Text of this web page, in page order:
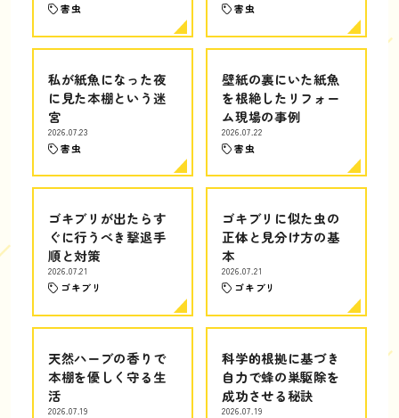
害虫 害虫
私が紙魚になった夜
に見た本棚という迷
宮
2026.07.23
害虫
壁紙の裏にいた紙魚
を根絶したリフォー
ム現場の事例
2026.07.22
害虫
ゴキブリが出たらす
ぐに行うべき撃退手
順と対策
2026.07.21
ゴキブリ
ゴキブリに似た虫の
正体と見分け方の基
本
2026.07.21
ゴキブリ
天然ハーブの香りで
本棚を優しく守る生
活
2026.07.19
科学的根拠に基づき
自力で蜂の巣駆除を
成功させる秘訣
2026.07.19